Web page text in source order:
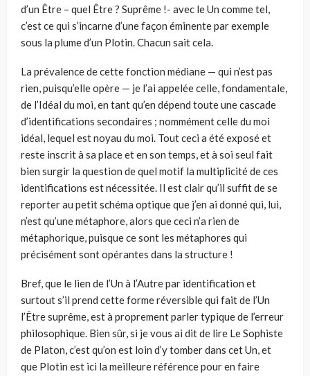
d’un Être – quel Être ? Suprême !- avec le Un comme tel,
c’est ce qui s’incarne d’une façon éminente par exemple
sous la plume d’un Plotin. Chacun sait cela.
La prévalence de cette fonction médiane — qui n’est pas
rien, puisqu’elle opère — je l’ai appelée celle, fondamentale,
de l’Idéal du moi, en tant qu’en dépend toute une cascade
d’identifications secondaires ; nommément celle du moi
idéal, lequel est noyau du moi. Tout ceci a été exposé et
reste inscrit à sa place et en son temps, et à soi seul fait
bien surgir la question de quel motif la multiplicité de ces
identifications est nécessitée. Il est clair qu’il suffit de se
reporter au petit schéma optique que j’en ai donné qui, lui,
n’est qu’une métaphore, alors que ceci n’a rien de
métaphorique, puisque ce sont les métaphores qui
précisément sont opérantes dans la structure !
Bref, que le lien de l’Un à l’Autre par identification et
surtout s’il prend cette forme réversible qui fait de l’Un
l’Être suprême, est à proprement parler typique de l’erreur
philosophique. Bien sûr, si je vous ai dit de lire Le Sophiste
de Platon, c’est qu’on est loin d’y tomber dans cet Un, et
que Plotin est ici la meilleure référence pour en faire